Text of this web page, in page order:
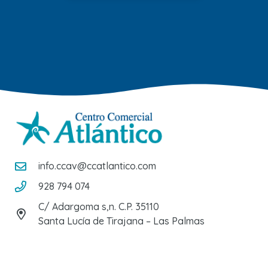
info.ccav@ccatlantico.com
928 794 074
C/ Adargoma s,n. C.P. 35110
Santa Lucía de Tirajana – Las Palmas